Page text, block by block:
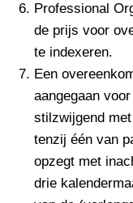
Professional
de prijs voor
te indexeren.
Een
aangegaan
stilzwijgend
tenzij één van
opzegt met
drie